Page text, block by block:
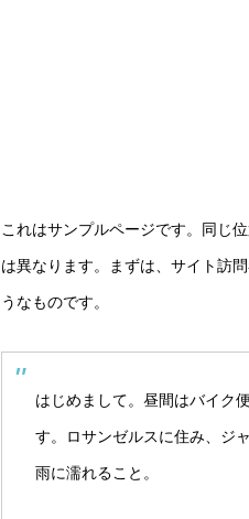
これはサンプルページです。同じ
は異なります。まずは、サイト訪
うなものです。
はじめまして。昼間はバイク
す。ロサンゼルスに住み、ジ
雨に濡れること。